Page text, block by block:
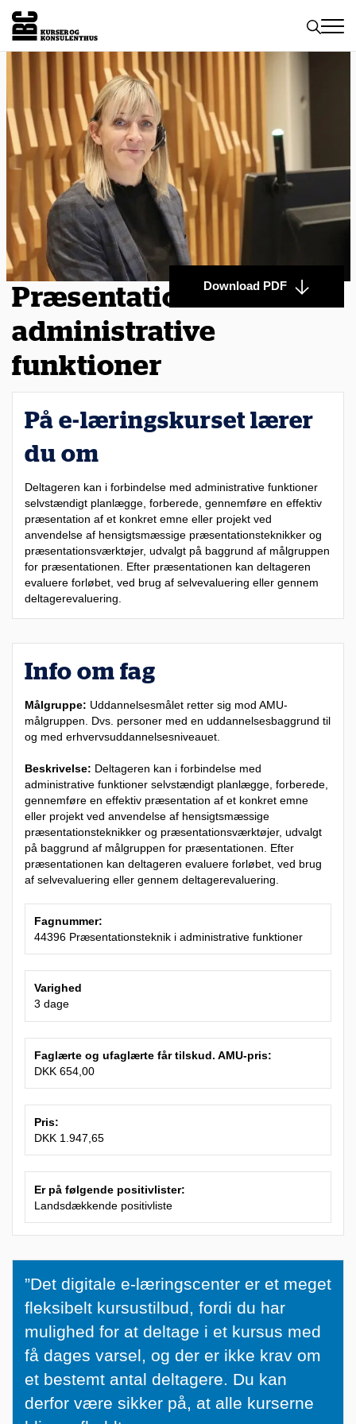
Toggle
Præsentationsteknik i
administrative
funktioner
Download PDF
På e-læringskurset lærer
du om
Deltageren kan i forbindelse med administrative funktioner
selvstændigt planlægge, forberede, gennemføre en effektiv
præsentation af et konkret emne eller projekt ved
anvendelse af hensigtsmæssige præsentationsteknikker og
præsentationsværktøjer, udvalgt på baggrund af målgruppen
for præsentationen. Efter præsentationen kan deltageren
evaluere forløbet, ved brug af selvevaluering eller gennem
deltagerevaluering.
Info om fag
Målgruppe: Uddannelsesmålet retter sig mod AMU-
målgruppen. Dvs. personer med en uddannelsesbaggrund til
og med erhvervsuddannelsesniveauet.
Beskrivelse: Deltageren kan i forbindelse med
administrative funktioner selvstændigt planlægge, forberede,
gennemføre en effektiv præsentation af et konkret emne
eller projekt ved anvendelse af hensigtsmæssige
præsentationsteknikker og præsentationsværktøjer, udvalgt
på baggrund af målgruppen for præsentationen. Efter
præsentationen kan deltageren evaluere forløbet, ved brug
af selvevaluering eller gennem deltagerevaluering.
Fagnummer:
44396 Præsentationsteknik i administrative funktioner
Varighed
3 dage
Faglærte og ufaglærte får tilskud. AMU-pris:
DKK 654,00
Pris:
DKK 1.947,65
Er på følgende positivlister:
Landsdækkende positivliste
”Det digitale e-læringscenter er et meget
fleksibelt kursustilbud, fordi du har
mulighed for at deltage i et kursus med
få dages varsel, og der er ikke krav om
et bestemt antal deltagere. Du kan
derfor være sikker på, at alle kurserne
”
D
e
t
d
i